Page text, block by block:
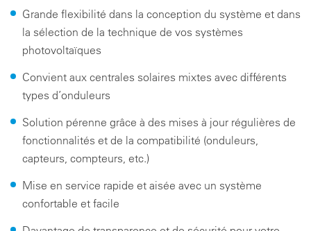
Grande flexibilité dans la conception du système et dans
la sélection de la technique de vos systèmes
photovoltaïques
Convient aux centrales solaires mixtes avec différents
types d’onduleurs
Solution pérenne grâce à des mises à jour régulières de
fonctionnalités et de la compatibilité (onduleurs,
capteurs, compteurs, etc.)
Mise en service rapide et aisée avec un système
confortable et facile